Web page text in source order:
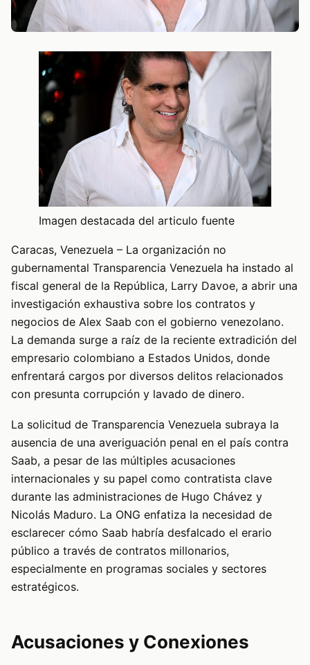
Imagen destacada del articulo fuente
Caracas, Venezuela – La organización no
gubernamental Transparencia Venezuela ha instado al
fiscal general de la República, Larry Davoe, a abrir una
investigación exhaustiva sobre los contratos y
negocios de Alex Saab con el gobierno venezolano.
La demanda surge a raíz de la reciente extradición del
empresario colombiano a Estados Unidos, donde
enfrentará cargos por diversos delitos relacionados
con presunta corrupción y lavado de dinero.
La solicitud de Transparencia Venezuela subraya la
ausencia de una averiguación penal en el país contra
Saab, a pesar de las múltiples acusaciones
internacionales y su papel como contratista clave
durante las administraciones de Hugo Chávez y
Nicolás Maduro. La ONG enfatiza la necesidad de
esclarecer cómo Saab habría desfalcado el erario
público a través de contratos millonarios,
especialmente en programas sociales y sectores
estratégicos.
Acusaciones y Conexiones